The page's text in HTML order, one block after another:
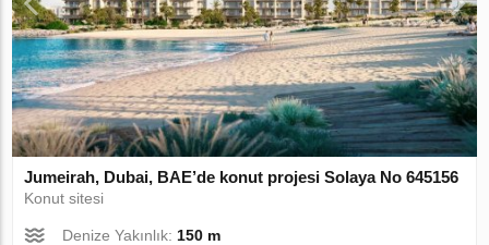
Jumeirah, Dubai, BAE’de konut projesi Solaya No 645156
Konut sitesi
Denize Yakınlık: 150 m